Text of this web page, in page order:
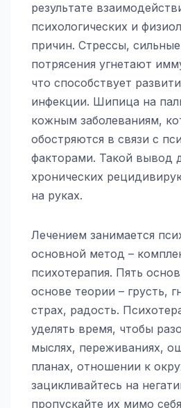
результате
психологических и
причин. Стрессы,
потрясения угнетают
что способствует
инфекции. Шипица на
кожным заболеваниям,
обостряются в связи с
факторами. Такой вывод
хронических
на руках.
Лечением занимается
основной метод –
психотерапия. Пять
основе теории – грусть,
страх, радость.
уделять время, чтобы
мыслях, переживаниях,
планах, отношении к
зацикливайтесь на
пропускайте их мимо